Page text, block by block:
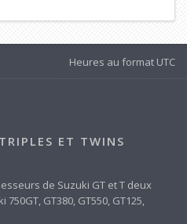
Heures au format UTC
ET TWINS
de Suzuki GT et T deux
GT380, GT550, GT125,